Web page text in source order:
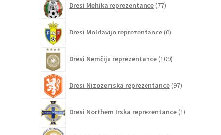
Dresi Mehika reprezentance 77izdelkov
Dresi Moldavijo reprezentance 0izdelkov
Dresi Nemčija reprezentance 109izdelkov
Dresi Nizozemska reprezentance 97izdelkov
Dresi Northern Irska reprezentance 1izdelek